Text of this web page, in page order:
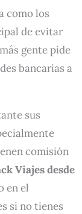
como los
de evitar
gente pide
bancarias a
sus
comisión
Viajes desde
en el
si no tienes